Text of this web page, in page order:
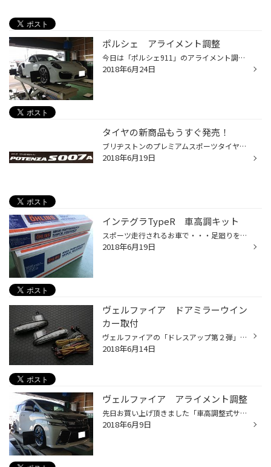
ポルシェ アライメント調整
今日は「ポルシェ911」のアライメント調整です。 「足廻り」のパーツを交換されたとの事でご依頼。入庫させていただきました。 走行後のご意見ご感想お聞かせいただければ幸いです！ この度は「アライメント調整」のご依頼ありがとうございました。
2018年6月24日
タイヤの新商品もうすぐ発売！
ブリヂストンのプレミアムスポーツタイヤ・ポテンザシリーズに新商品が７月発売となります。 当店、只今お取り寄せ中です。入荷しましたらＨＰ再アップします！ どんなタイヤか楽しみです！(＾◇＾)
2018年6月19日
インテグラTypeR 車高調キット
スポーツ走行されるお車で・・・足廻りをリフレッシュ！ オーリンズさんの車高調整式サスペンション「コンプリートキット」をチョイス！ フロントアッパーマウント付のフルキットですのでスポーツ走行は楽しめそうですね！ ご一緒にブッシュがヘタリ気味のアームリンクも交換です！ もちろん「減衰...
2018年6月19日
ヴェルファイア ドアミラーウイン
カー取付
ヴェルファイアの「ドレスアップ第２弾」！ 今回は「電装パーツ」を中心に取付です。 アベストさんの「シーケンシャルドアミラーウインカー」の取付です。 車種専用設計ですので「純正交換・穴あけ不要」で取付できます。今回は「ヴェルファイア」ですが、 もちろん「アルファード」にも装着可能で...
2018年6月14日
ヴェルファイア アライメント調整
先日お買い上げ頂きました「車高調整式サスペンション」を取付ましたが、車高調サスキットをなじませる為 に数日後の「アライメント調整」となりました。 お客様のご要望で、車高を再度調整してからのアライメント作業です。 「車高調整式サスペンション」は車高の自由度があり、走行安定性も向上す...
2018年6月9日